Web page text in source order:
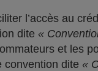
l’accès au
dite «
et les
convention dite «